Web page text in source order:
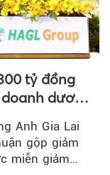
tỷ đồng
dương
Anh Gia Lai
gộp giảm
miễn giảm